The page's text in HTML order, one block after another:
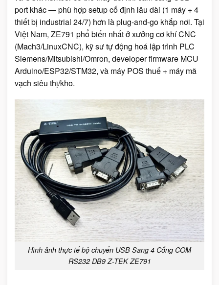
port khác — phù hợp setup cố định lâu dài (1 máy + 4
thiết bị industrial 24/7) hơn là plug-and-go khắp nơi. Tại
Việt Nam, ZE791 phổ biến nhất ở xưởng cơ khí CNC
(Mach3/LinuxCNC), kỹ sư tự động hoá lập trình PLC
Siemens/Mitsubishi/Omron, developer firmware MCU
Arduino/ESP32/STM32, và máy POS thuế + máy mã
vạch siêu thị/kho.
Hình ảnh thực tế bộ chuyển USB Sang 4 Cổng COM
RS232 DB9 Z-TEK ZE791